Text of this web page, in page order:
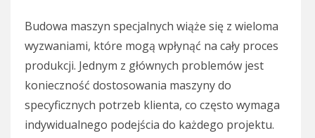
Budowa maszyn specjalnych wiąże się z wieloma
wyzwaniami, które mogą wpłynąć na cały proces
produkcji. Jednym z głównych problemów jest
konieczność dostosowania maszyny do
specyficznych potrzeb klienta, co często wymaga
indywidualnego podejścia do każdego projektu.